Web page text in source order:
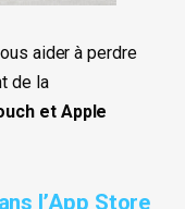
aider à perdre
de la
et Apple
l’App Store